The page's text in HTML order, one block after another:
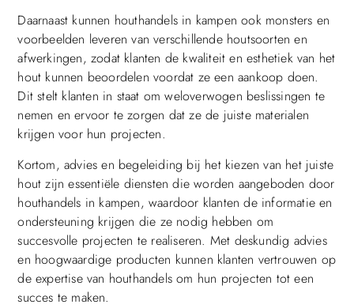
Daarnaast kunnen houthandels in kampen ook monsters en
voorbeelden leveren van verschillende houtsoorten en
afwerkingen, zodat klanten de kwaliteit en esthetiek van het
hout kunnen beoordelen voordat ze een aankoop doen.
Dit stelt klanten in staat om weloverwogen beslissingen te
nemen en ervoor te zorgen dat ze de juiste materialen
krijgen voor hun projecten.
Kortom, advies en begeleiding bij het kiezen van het juiste
hout zijn essentiële diensten die worden aangeboden door
houthandels in kampen, waardoor klanten de informatie en
ondersteuning krijgen die ze nodig hebben om
succesvolle projecten te realiseren. Met deskundig advies
en hoogwaardige producten kunnen klanten vertrouwen op
de expertise van houthandels om hun projecten tot een
succes te maken.